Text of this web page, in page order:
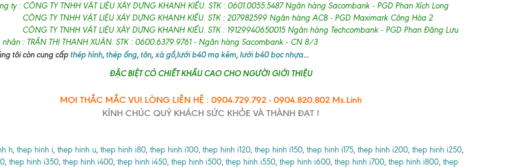
ty : CÔNG TY TNHH VẬT LIỆU XÂY DỰNG KHANH KIỀU. STK : 0601.0055.5487 Ngân hàng Sacombank - PGD Phan Xích Long
CÔNG TY TNHH VẬT LIỆU XÂY DỰNG KHANH KIỀU. STK : 207982599 Ngân hàng ACB - PGD Maximark Cộng Hòa 2
CÔNG TY TNHH VẬT LIỆU XÂY DỰNG KHANH KIỀU. STK : 19129940650015 Ngân hàng Techcombank - PGD Phan Đăng Lưu
: TRẦN THỊ THANH XUÂN. STK : 0600.6379.9761 - Ngân hàng Sacombank - CN 8/3
tôi còn cung cấpthép hình,thép ống, tôn, xà gồ,lưới b40 mạ kẽm, lưới b40 bọc nhựa...
ĐẶC BIỆT CÓ CHIẾT KHẤU CAO CHO NGƯỜI GIỚI THIỆU
MỌI THẮC MẮC VUI LÒNG LIÊN HỆ : 0904.729.792 - 0904.820.802 Ms.Linh
KÍNH CHÚC QUÝ KHÁCH SỨC KHỎE VÀ THÀNH ĐẠT !
h, thep hinh i, thep hinh u, thep hinh i80, thep hinh i100, thep hinh i120, thep hinh i150, thep hinh i175, thep hinh i200, thep hinh i250,
, thep hinh i350, thep hinh i400, thep hinh i450, thep hinh i500, thep hinh i550, thep hinh i600, thep hinh i700, thep hinh i800, thep